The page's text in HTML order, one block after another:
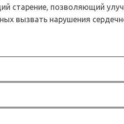
старение, позволяющий
вызвать нарушения